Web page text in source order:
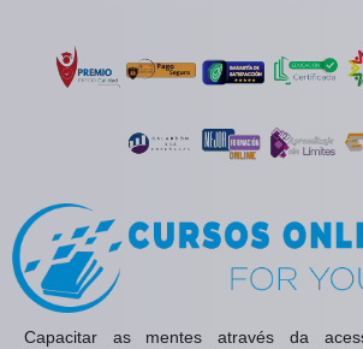
Capacitar as mentes através da